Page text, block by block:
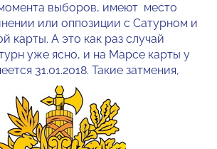
выборов, имеют место
или оппозиции с Сатурном и
карты. А это как раз случай
уже ясно, и на Марсе карты у
31.01.2018. Такие затмения,